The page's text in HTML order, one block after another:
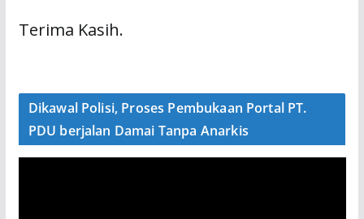
Terima Kasih.
Dikawal Polisi, Proses Pembukaan Portal PT.
PDU berjalan Damai Tanpa Anarkis